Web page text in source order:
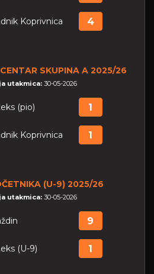
Koprivnica 4
SKUPINA A 2025/26
utakmica: 30-05-2026
(pio) 1
Koprivnica 1
(U-9) 2025/26
utakmica: 30-05-2026
9
(U-9) 1